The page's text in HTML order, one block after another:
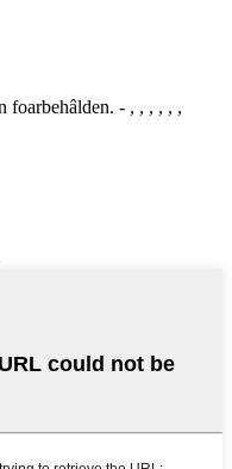
foarbehâlden. - , , , , , ,